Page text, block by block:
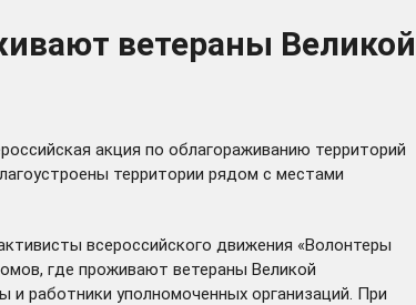
ветераны Великой
акция по облагораживанию территорий
территории рядом с местами
всероссийского движения «Волонтеры
где проживают ветераны Великой
работники уполномоченных организаций. При